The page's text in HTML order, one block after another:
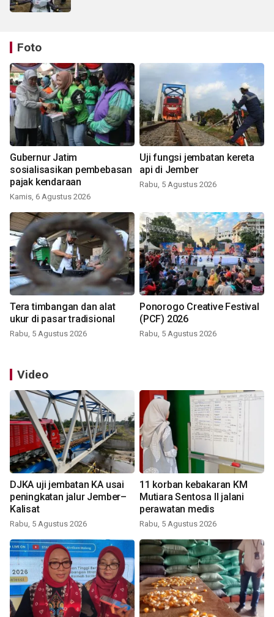
Foto
Gubernur Jatim
sosialisasikan pembebasan
pajak kendaraan
Kamis, 6 Agustus 2026
Uji fungsi jembatan kereta
api di Jember
Rabu, 5 Agustus 2026
Tera timbangan dan alat
ukur di pasar tradisional
Rabu, 5 Agustus 2026
Ponorogo Creative Festival
(PCF) 2026
Rabu, 5 Agustus 2026
Video
DJKA uji jembatan KA usai
peningkatan jalur Jember–
Kalisat
Rabu, 5 Agustus 2026
11 korban kebakaran KM
Mutiara Sentosa II jalani
perawatan medis
Rabu, 5 Agustus 2026